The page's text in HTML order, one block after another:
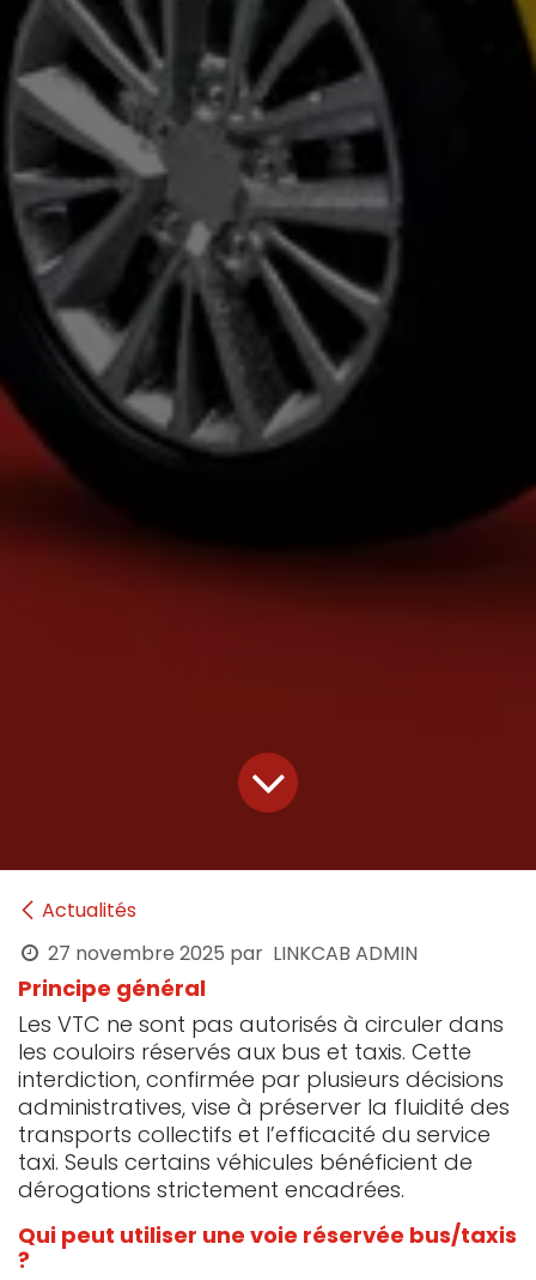
Actualités
27 novembre 2025 par LINKCAB ADMIN
Principe général
Les VTC ne sont pas autorisés à circuler dans
les couloirs réservés aux bus et taxis. Cette
interdiction, confirmée par plusieurs décisions
administratives, vise à préserver la fluidité des
transports collectifs et l’efficacité du service
taxi. Seuls certains véhicules bénéficient de
dérogations strictement encadrées.
Qui peut utiliser une voie réservée bus/taxis
?